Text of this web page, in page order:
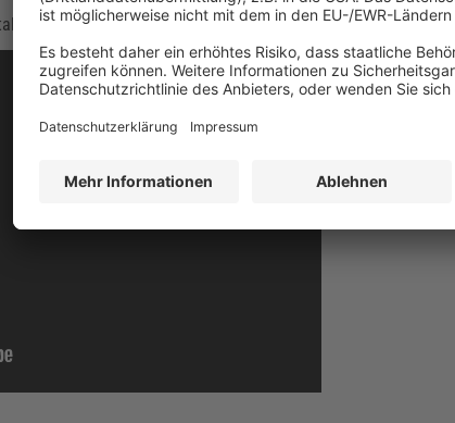
Gesundheitsakte funktioniert, hat die KBV in einem